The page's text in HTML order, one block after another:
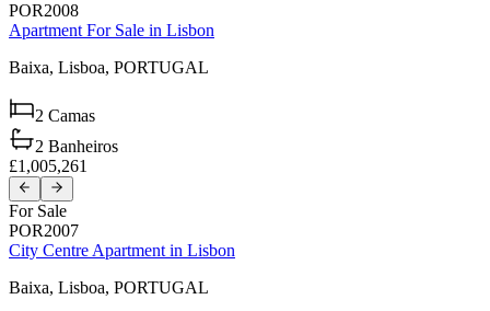
POR2008
Apartment For Sale in Lisbon
Baixa, Lisboa, PORTUGAL
2 Camas
2 Banheiros
£1,005,261
For Sale
POR2007
City Centre Apartment in Lisbon
Baixa, Lisboa, PORTUGAL